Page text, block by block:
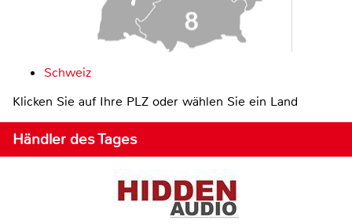
Schweiz
Klicken Sie auf Ihre PLZ oder wählen Sie ein Land
Händler des Tages